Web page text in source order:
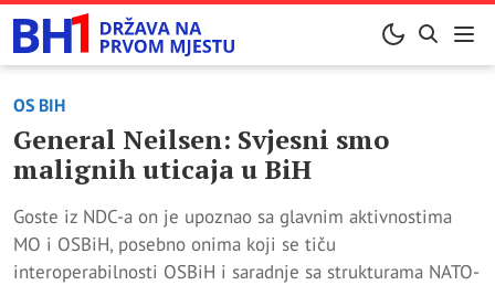
OS BIH
General Neilsen: Svjesni smo
malignih uticaja u BiH
Goste iz NDC-a on je upoznao sa glavnim aktivnostima
MO i OSBiH, posebno onima koji se tiču
interoperabilnosti OSBiH i saradnje sa strukturama NATO-